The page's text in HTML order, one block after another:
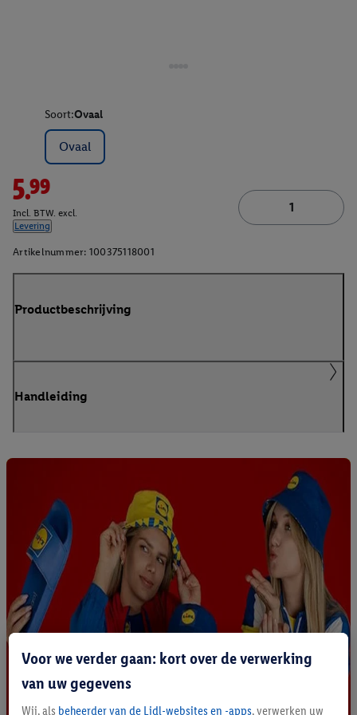
Soort:Ovaal
Ovaal
5.99
Incl. BTW. excl.
Levering
Artikelnummer: 100375118001
Productbeschrijving
Handleiding
Voor we verder gaan: kort over de verwerking
van uw gegevens
Wij, als beheerder van de Lidl-websites en -apps, verwerken uw